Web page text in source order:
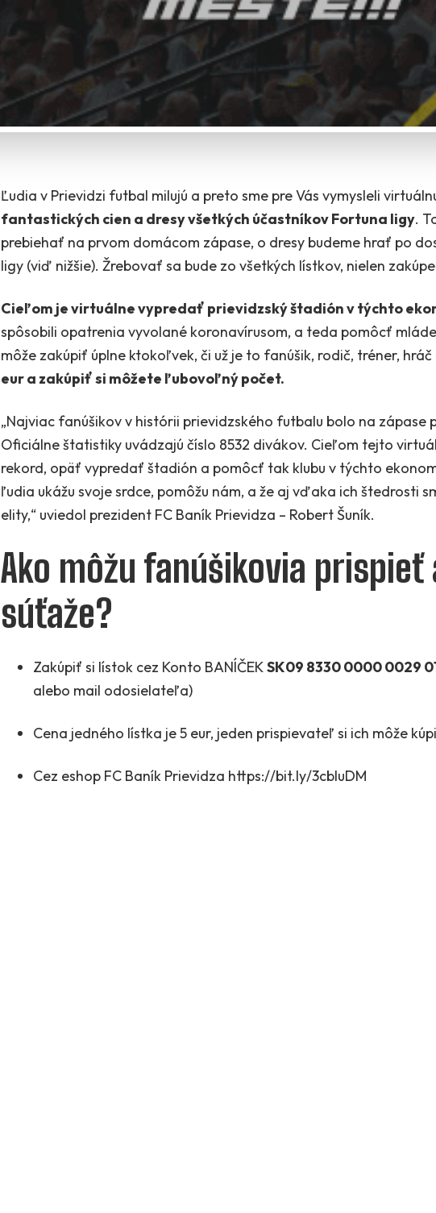
Ľudia v Prievidzi futbal milujú a preto sme pre Vás vymysleli
fantastických cien a dresy všetkých účastníkov Fortuna ligy.
prebiehať na prvom domácom zápase, o dresy budeme hrať po
ligy (viď nižšie). Žrebovať sa bude zo všetkých lístkov, nielen
Cieľom je virtuálne vypredať prievidzský štadión v týchto
spôsobili opatrenia vyvolané koronavírusom, a teda pomôcť
môže zakúpiť úplne ktokoľvek, či už je to fanúšik, rodič, tréner,
eur a zakúpiť si môžete ľubovoľný počet.
„Najviac fanúšikov v histórii prievidzského futbalu bolo na zápase
Oficiálne štatistiky uvádzajú číslo 8532 divákov. Cieľom tejto
rekord, opäť vypredať štadión a pomôcť tak klubu v týchto
ľudia ukážu svoje srdce, pomôžu nám, a že aj vďaka ich štedrosti
elity,“ uviedol prezident FC Baník Prievidza – Robert Šuník.
Ako môžu fanúšikovia prispieť
súťaže?
Zakúpiť si lístok cez Konto BANÍČEKSK09 8330 0000 0029
alebo mail odosielateľa)
Cena jedného lístka je 5 eur, jeden prispievateľ si ich môže
Cez eshop FC Baník Prievidza https://bit.ly/3cbluDM